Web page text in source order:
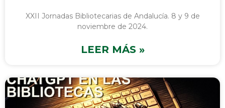
XXII Jornadas Bibliotecarias de Andalucía. 8 y 9 de
noviembre de 2024.
LEER MÁS »